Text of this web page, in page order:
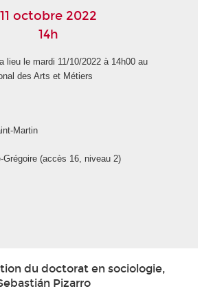
11 octobre 2022
14h
lieu le mardi 11/10/2022 à 14h00 au
des Arts et Métiers
Martin
Grégoire (accès 16, niveau 2)
du doctorat en sociologie,
Pizarro